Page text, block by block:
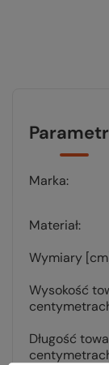
Marka
Materiał
Wymiary
Wysokość
Długość